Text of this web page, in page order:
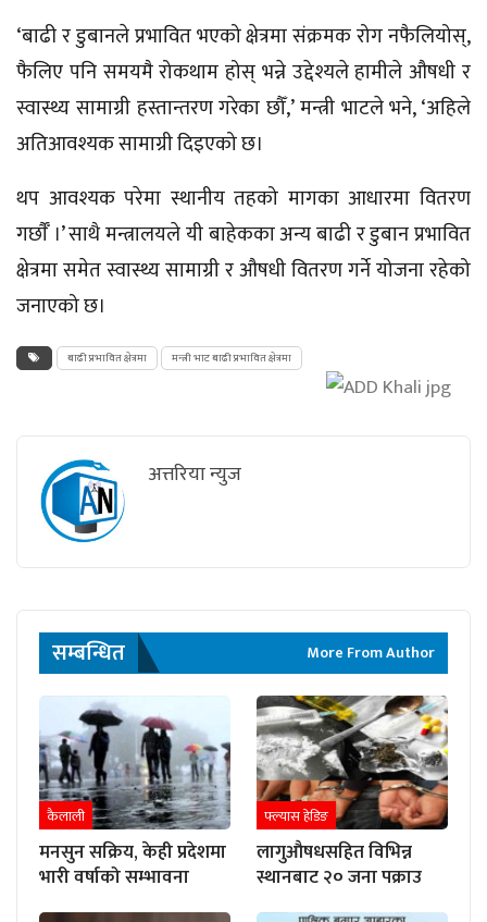
‘बाढी र डुबानले प्रभावित भएको क्षेत्रमासंक्रमकरोग नफैलियोस्,
फैलिए पनिसमयमै रोकथाम होस् भन्ने उद्देश्यले हामीले औषधी र
स्वास्थ्यसामाग्री हस्तान्तरण गरेकाछौँ,’ मन्त्रीभाटले भने, ‘अहिले
अतिआवश्यक सामाग्री दिइएको छ।
थप आवश्यक परेमा स्थानीय तहको मागका आधारमा वितरण
गर्छाैँ ।’साथै मन्त्रालयले यी बाहेकका अन्य बाढी र डुबान प्रभावित
क्षेत्रमा समेतस्वास्थ्यसामाग्री र औषधी वितरण गर्ने योजना रहेको
जनाएको छ।
बाढी प्रभावित क्षेत्रमा मन्त्री भाट बाढी प्रभावित क्षेत्रमा
अत्तरिया न्युज
सम्बन्धित More From Author
कैलाली
मनसुन सक्रिय, केही प्रदेशमा
भारी वर्षाको सम्भावना
फ्ल्यास हेडिङ
लागुऔषधसहित विभिन्न
स्थानबाट २० जना पक्राउ